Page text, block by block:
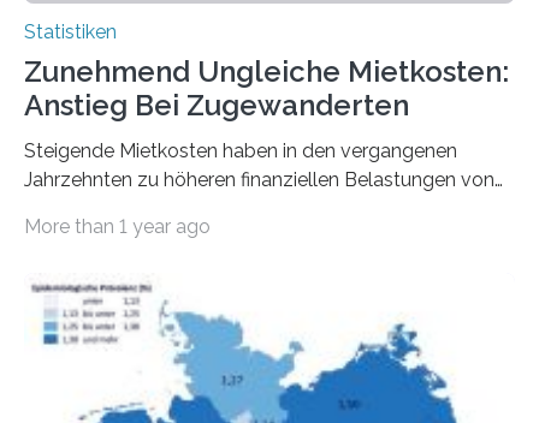
Statistiken
Zunehmend Ungleiche Mietkosten:
Anstieg Bei Zugewanderten
Steigende Mietkosten haben in den vergangenen
Jahrzehnten zu höheren finanziellen Belastungen von
Bundesinstitut für Bevölkerungsforschung (BiB)
gesamten Einkommen zwischen 1990 und 2020 für
unterschiedliche Einkommensgruppen sowie für in
Deutschland geborene Menschen und Zugewanderte
verändert hat. Das Ergebnis: Während Personen mit
hohen Einkommen (oberstes Quintil der Verteilung der
More than 1 year ago